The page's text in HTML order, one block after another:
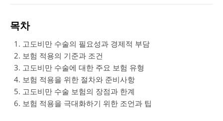
목차
고도비만 수술의 필요성과 경제적 부담
보험 적용의 기준과 조건
고도비만 수술에 대한 주요 보험 유형
보험 적용을 위한 절차와 준비사항
고도비만 수술 보험의 장점과 한계
보험 적용을 극대화하기 위한 조언과 팁